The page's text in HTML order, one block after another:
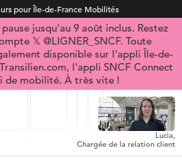
pour Île-de-France Mobilités
jusqu'au 9 août inclus. Restez
𝕏 @LIGNER_SNCF. Toute
disponible sur l'appli Île-de-
l'appli SNCF Connect
de mobilité. À très vite !
Lucia,
Chargée de la relation client